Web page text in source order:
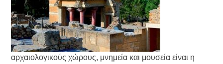
αρχαιολογικούς χώρους, μνημεία και μουσεία είναι η